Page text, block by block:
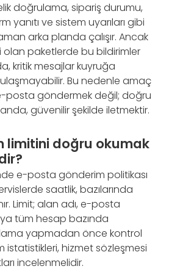
doğrulama, sipariş durumu,
yanıtı ve sistem uyarıları gibi
arka planda çalışır. Ancak
paketlerde bu bildirimler
kritik mesajlar kuyruğa
Bu nedenle amaç
posta göndermek değil; doğru
güvenilir şekilde iletmektir.
limitini doğru okumak
e-posta gönderim politikası
saatlik, bazılarında
Limit; alan adı, e-posta
tüm hesap bazında
yapmadan önce kontrol
istatistikleri, hizmet sözleşmesi
incelenmelidir.